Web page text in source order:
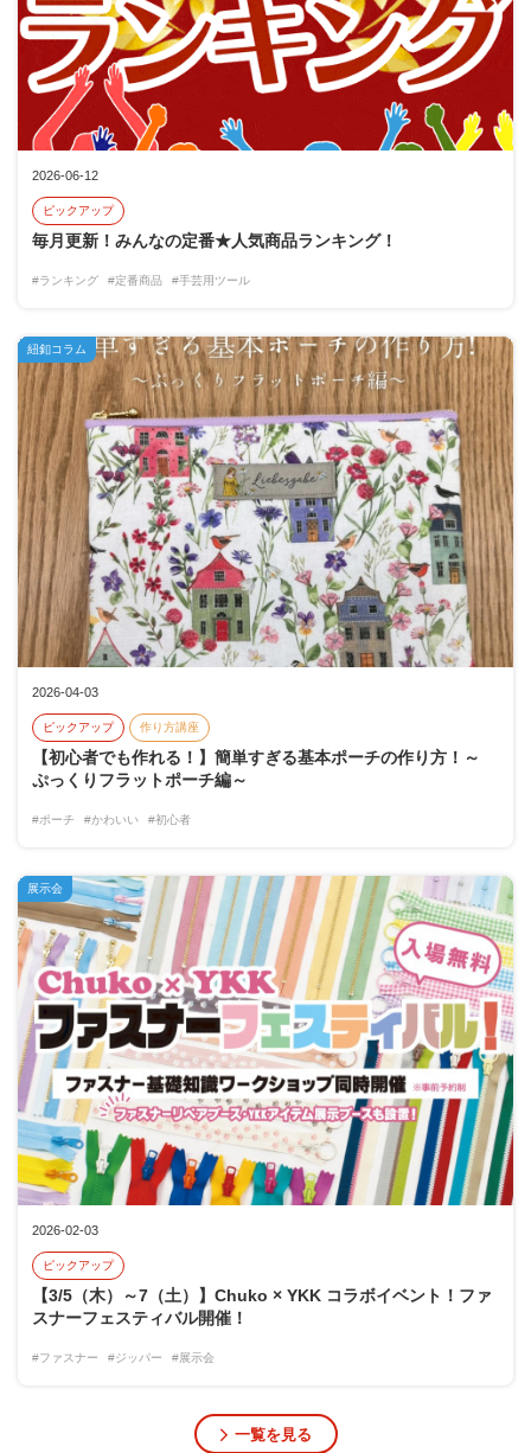
2026-06-12
ピックアップ
毎月更新！みんなの定番★人気商品ランキング！
#ランキング #定番商品 #手芸用ツール
2026-04-03
ピックアップ 作り方講座
【初心者でも作れる！】簡単すぎる基本ポーチの作り方！～
ぷっくりフラットポーチ編～
#ポーチ #かわいい #初心者
紐釦コラム
2026-02-03
ピックアップ
【3/5（木）～7（土）】Chuko × YKK コラボイベント！ファ
スナーフェスティバル開催！
#ファスナー #ジッパー #展示会
展示会
一覧を見る